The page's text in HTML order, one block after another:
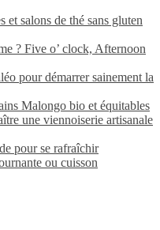
et salons de thé sans gluten
? Five o’ clock, Afternoon
pour démarrer sainement la
Malongo bio et équitables
une viennoiserie artisanale
pour se rafraîchir
ou cuisson